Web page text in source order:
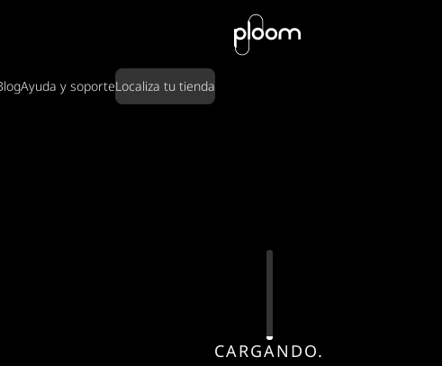
Ayuda y soporteLocaliza tu tienda
CARGANDO.